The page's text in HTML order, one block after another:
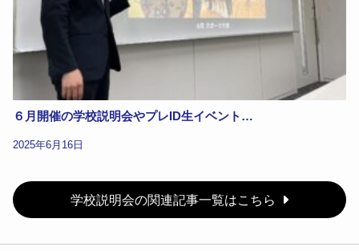
６月開催の学校説明会やプレID生イベント…
2025年6月16日
学校説明会の関連記事一覧はこちら